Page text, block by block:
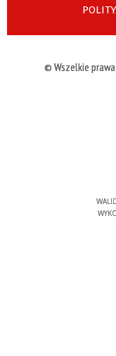
© Wszelkie